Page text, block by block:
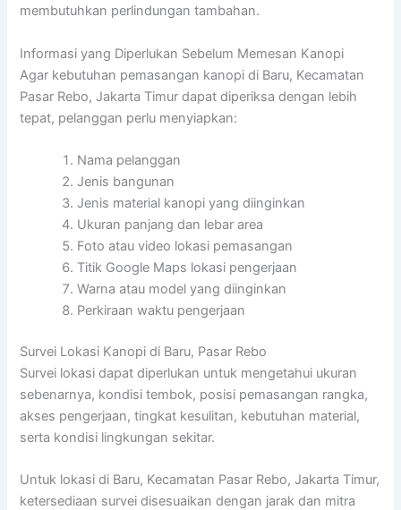
membutuhkan perlindungan tambahan.
Informasi yang Diperlukan Sebelum Memesan Kanopi
Agar kebutuhan pemasangan kanopi di Baru, Kecamatan
Pasar Rebo, Jakarta Timur dapat diperiksa dengan lebih
tepat, pelanggan perlu menyiapkan:
Nama pelanggan
Jenis bangunan
Jenis material kanopi yang diinginkan
Ukuran panjang dan lebar area
Foto atau video lokasi pemasangan
Titik Google Maps lokasi pengerjaan
Warna atau model yang diinginkan
Perkiraan waktu pengerjaan
Survei Lokasi Kanopi di Baru, Pasar Rebo
Survei lokasi dapat diperlukan untuk mengetahui ukuran
sebenarnya, kondisi tembok, posisi pemasangan rangka,
akses pengerjaan, tingkat kesulitan, kebutuhan material,
serta kondisi lingkungan sekitar.
Untuk lokasi di Baru, Kecamatan Pasar Rebo, Jakarta Timur,
ketersediaan survei disesuaikan dengan jarak dan mitra